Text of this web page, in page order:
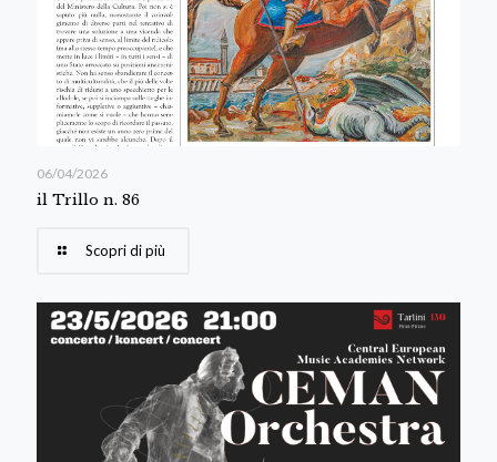
06/04/2026
il Trillo n. 86
Scopri di più